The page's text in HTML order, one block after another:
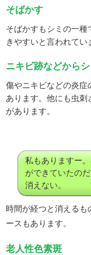
そばかす
そばかすもシミの一
きやすいと言われてい
ニキビ跡などから
傷やニキビなどの炎症
あります。他にも虫刺
があります。
私もありますー
ができていたの
消えない。
時間が経つと消えるも
ースもあります。
老人性色素斑